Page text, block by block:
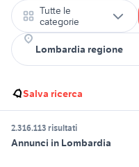
Tutte le
categorie
Salva ricerca
2.316.113 risultati
Annunci in Lombardia